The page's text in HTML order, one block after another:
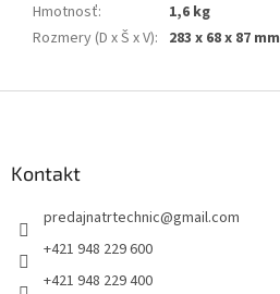
Hmotnosť:
1,6 kg
Rozmery (D x Š x V): 283 x 68 x 87 mm
Kontakt
predajnatrtechnic@gmail.com
+421 948 229 600
+421 948 229 400